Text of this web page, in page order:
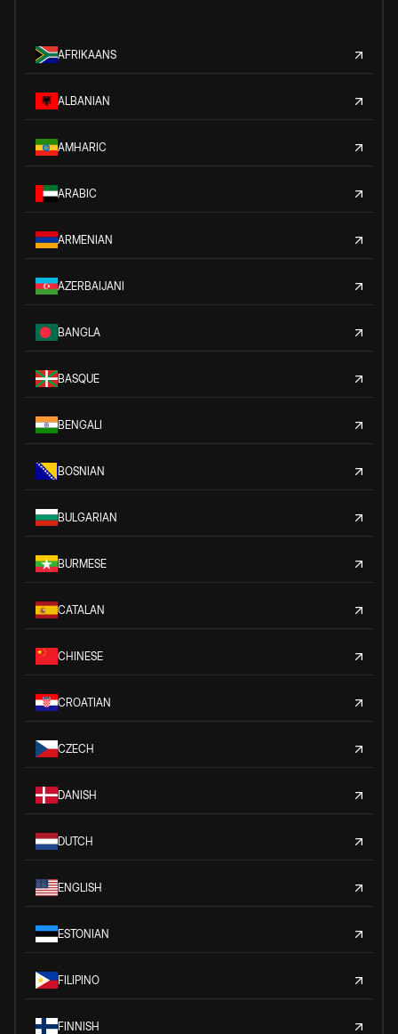
AFRIKAANS
ALBANIAN
AMHARIC
ARABIC
ARMENIAN
AZERBAIJANI
BANGLA
BASQUE
BENGALI
BOSNIAN
BULGARIAN
BURMESE
CATALAN
CHINESE
CROATIAN
CZECH
DANISH
DUTCH
ENGLISH
ESTONIAN
FILIPINO
FINNISH